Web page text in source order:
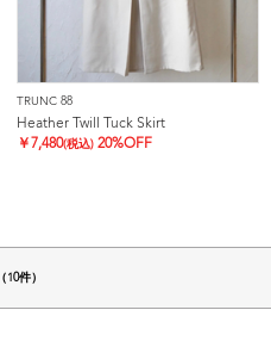
TRUNC 88
Heather Twill Tuck Skirt
￥ 7,480(税込) 20%OFF
（10件）